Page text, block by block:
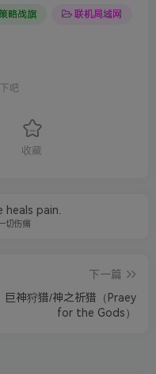
略战旗 联机局域网
吧
收藏
heals pain.
切伤痛
下一篇
巨神狩猎/神之祈猎（Praey
for the Gods）